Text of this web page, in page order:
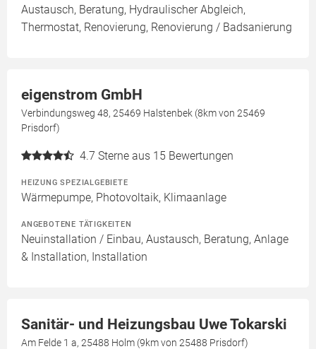
Austausch, Beratung, Hydraulischer Abgleich,
Thermostat, Renovierung, Renovierung / Badsanierung
eigenstrom GmbH
Verbindungsweg 48, 25469 Halstenbek (8km von 25469
Prisdorf)
4.7 Sterne aus 15 Bewertungen
HEIZUNG SPEZIALGEBIETE
Wärmepumpe, Photovoltaik, Klimaanlage
ANGEBOTENE TÄTIGKEITEN
Neuinstallation / Einbau, Austausch, Beratung, Anlage
& Installation, Installation
Sanitär- und Heizungsbau Uwe Tokarski
Am Felde 1 a, 25488 Holm (9km von 25488 Prisdorf)